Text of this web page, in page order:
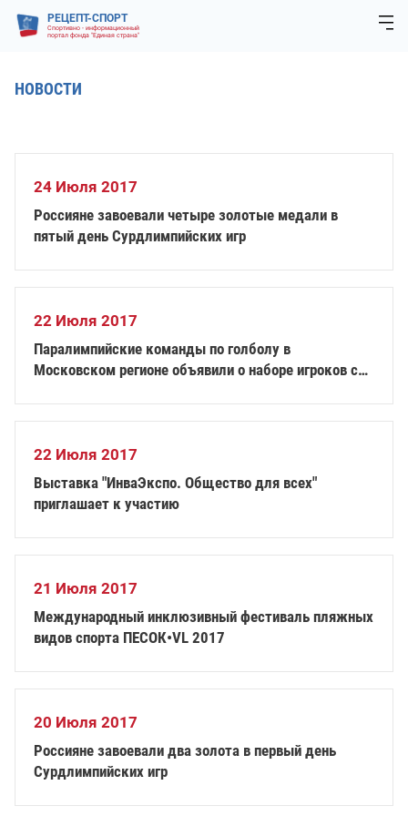
РЕЦЕПТ-СПОРТ
Спортивно - информационный
портал фонда "Единая страна"
НОВОСТИ
24 Июля 2017
Россияне завоевали четыре золотые медали в
пятый день Сурдлимпийских игр
22 Июля 2017
Паралимпийские команды по голболу в
Московском регионе объявили о наборе игроков с
22 Июля 2017
Выставка "ИнваЭкспо. Общество для всех"
приглашает к участию
21 Июля 2017
Международный инклюзивный фестиваль пляжных
видов спорта ПЕСОК•VL 2017
20 Июля 2017
Россияне завоевали два золота в первый день
Сурдлимпийских игр